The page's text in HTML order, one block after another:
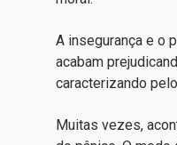
A insegurança e o
acabam
caracterizando
Muitas vezes,